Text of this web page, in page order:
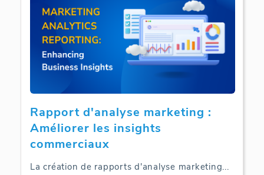
Rapport d'analyse marketing :
Améliorer les insights
commerciaux
La création de rapports d'analyse marketing...